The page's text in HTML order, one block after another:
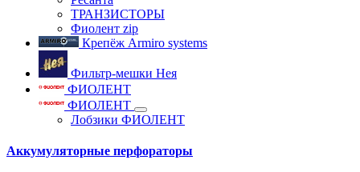
ТРАНЗИСТОРЫ
Фиолент zip
Крепёж Armiro systems
Фильтр-мешки Нея
ФИОЛЕНТ
ФИОЛЕНТ
Лобзики ФИОЛЕНТ
Аккумуляторные перфораторы